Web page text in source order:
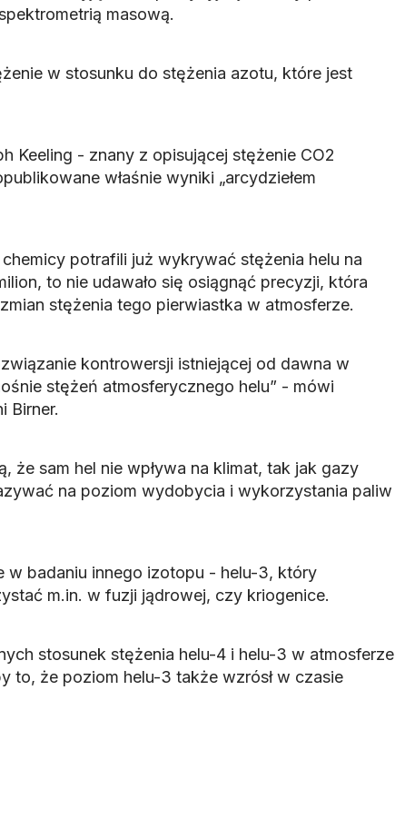
masową.
w stosunku do stężenia azotu, które jest
Keeling - znany z opisującej stężenie CO2
właśnie wyniki „arcydziełem
potrafili już wykrywać stężenia helu na
to nie udawało się osiągnąć precyzji, która
stężenia tego pierwiastka w atmosferze.
kontrowersji istniejącej od dawna w
stężeń atmosferycznego helu” - mówi
Birner.
że sam hel nie wpływa na klimat, tak jak gazy
na poziom wydobycia i wykorzystania paliw
w badaniu innego izotopu - helu-3, który
m.in. w fuzji jądrowej, czy kriogenice.
stosunek stężenia helu-4 i helu-3 w atmosferze
to, że poziom helu-3 także wzrósł w czasie